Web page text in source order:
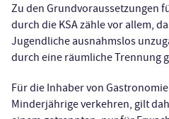
Zu den Grundvoraussetzungen
durch die KSA zähle vor allem,
Jugendliche ausnahmslos
durch eine räumliche Trennung
Für die Inhaber von
Minderjährige verkehren, gilt